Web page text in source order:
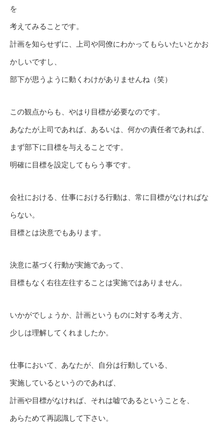
を
考えてみることです。
計画を知らせずに、上司や同僚にわかってもらいたいとかお
かしいですし、
部下が思うように動くわけがありませんね（笑）
この観点からも、やはり目標が必要なのです。
あなたが上司であれば、あるいは、何かの責任者であれば、
まず部下に目標を与えることです。
明確に目標を設定してもらう事です。
会社における、仕事における行動は、常に目標がなければな
らない。
目標とは決意でもあります。
決意に基づく行動が実施であって、
目標もなく右往左往することは実施ではありません。
いかがでしょうか、計画というものに対する考え方、
少しは理解してくれましたか。
仕事において、あなたが、自分は行動している、
実施しているというのであれば、
計画や目標がなければ、それは嘘であるということを、
あらためて再認識して下さい。